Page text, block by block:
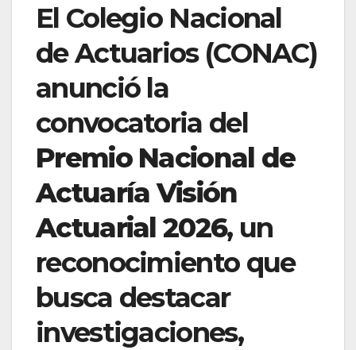
El Colegio Nacional
de Actuarios (CONAC)
anunció la
convocatoria del
Premio Nacional de
Actuaría Visión
Actuarial 2026, un
reconocimiento que
busca destacar
investigaciones,